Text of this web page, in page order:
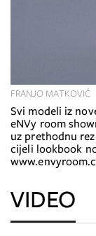
Svi modeli iz
eNVy room
uz prethodnu
cijeli lookbook
FRANJO MATKOVIĆ
VIDEO